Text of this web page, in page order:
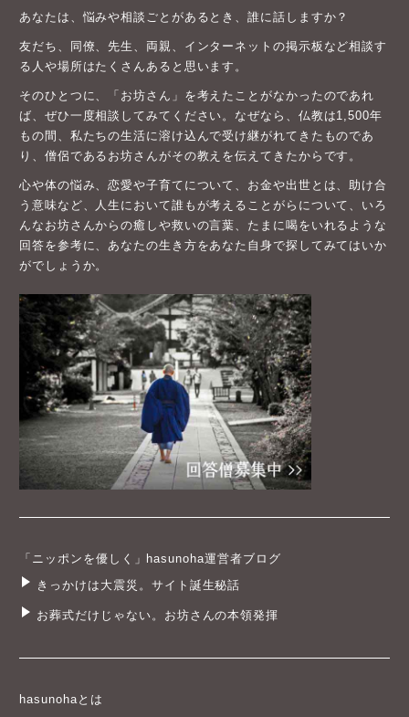
あなたは、悩みや相談ごとがあるとき、誰に話しますか？
友だち、同僚、先生、両親、インターネットの掲示板など相談す
る人や場所はたくさんあると思います。
そのひとつに、「お坊さん」を考えたことがなかったのであれ
ば、ぜひ一度相談してみてください。なぜなら、仏教は1,500年
もの間、私たちの生活に溶け込んで受け継がれてきたものであ
り、僧侶であるお坊さんがその教えを伝えてきたからです。
心や体の悩み、恋愛や子育てについて、お金や出世とは、助け合
う意味など、人生において誰もが考えることがらについて、いろ
んなお坊さんからの癒しや救いの言葉、たまに喝をいれるような
回答を参考に、あなたの生き方をあなた自身で探してみてはいか
がでしょうか。
「ニッポンを優しく」hasunoha運営者ブログ
きっかけは大震災。サイト誕生秘話
お葬式だけじゃない。お坊さんの本領発揮
hasunohaとは